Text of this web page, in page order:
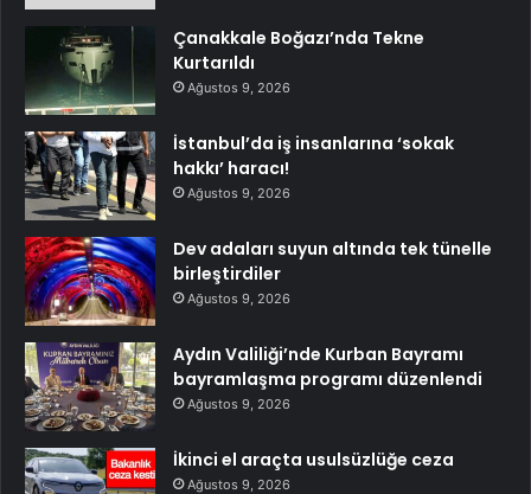
Çanakkale Boğazı’nda Tekne
Kurtarıldı
Ağustos 9, 2026
İstanbul’da iş insanlarına ‘sokak
hakkı’ haracı!
Ağustos 9, 2026
Dev adaları suyun altında tek tünelle
birleştirdiler
Ağustos 9, 2026
Aydın Valiliği’nde Kurban Bayramı
bayramlaşma programı düzenlendi
Ağustos 9, 2026
İkinci el araçta usulsüzlüğe ceza
Ağustos 9, 2026